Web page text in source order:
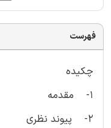
فهرست
چکیده
1- مقدمه
2- پیوند نظری